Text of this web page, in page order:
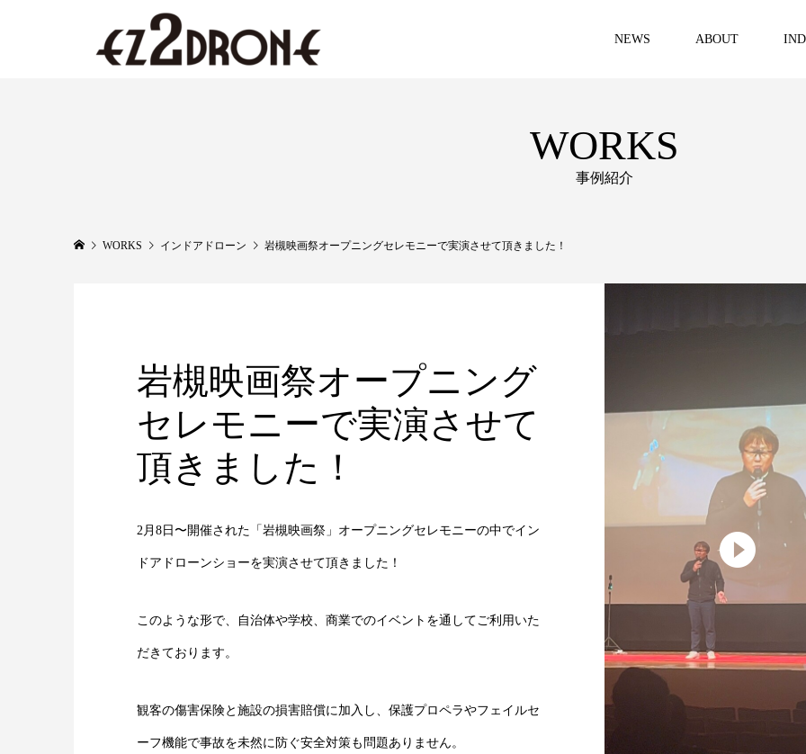
NEWS ABOUT
WORKS
事例紹介
WORKS インドアドローン 岩槻映画祭オープニングセレモニーで実演させて頂きました！
岩槻映画祭オープニング
セレモニーで実演させて
頂きました！
2月8日〜開催された「岩槻映画祭」オープニングセレモニーの中でイン
ドアドローンショーを実演させて頂きました！
このような形で、自治体や学校、商業でのイベントを通してご利用いた
だきております。
観客の傷害保険と施設の損害賠償に加入し、保護プロペラやフェイルセ
ーフ機能で事故を未然に防ぐ安全対策も問題ありません。